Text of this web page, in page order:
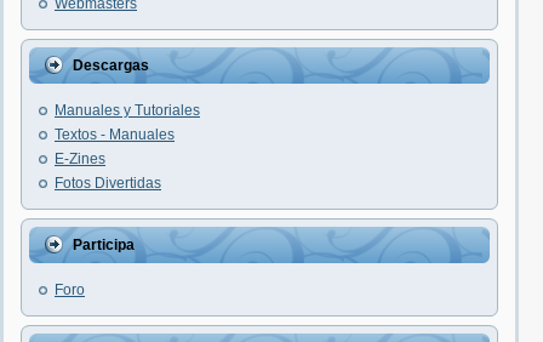
Webmasters
Descargas
Manuales y Tutoriales
Textos - Manuales
E-Zines
Fotos Divertidas
Participa
Foro